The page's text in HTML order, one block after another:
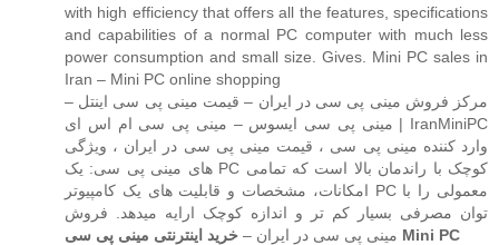
with high efficiency that offers all the features, specifications
and capabilities of a normal PC computer with much less
power consumption and small size. Gives. Mini PC sales in
Iran – Mini PC online shopping
مرکز فروش مینی پی سی در ایران – قیمت مینی پی سی اینتل –
مینی پی سی ایسوس – مینی پی سی ام اس ای | IranMiniPC
وارد کننده مینی پی سی ، قیمت مینی پی سی در ایران ، ویژگی
های مینی پی سی: یک PC کوچک با راندمان بالا است که تمامی
امکانات، مشخصات و قابلیت های یک کامپیوتر PC معمولی را با
توان مصرفی بسیار کم تر و اندازه کوچک ارایه میدهد. فروش
مینی پی سی در ایران – خرید اینترنتی مینی پی سی Mini PC